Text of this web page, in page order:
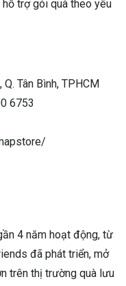
trợ gói quà theo yêu
Tân Bình, TPHCM
6753
4 năm hoạt động, từ
đã phát triển, mở
trên thị trường quà lưu